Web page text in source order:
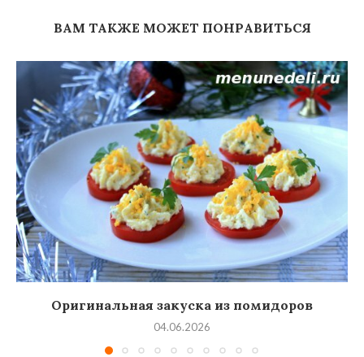
ВАМ ТАКЖЕ МОЖЕТ ПОНРАВИТЬСЯ
Оригинальная закуска из помидоров
04.06.2026